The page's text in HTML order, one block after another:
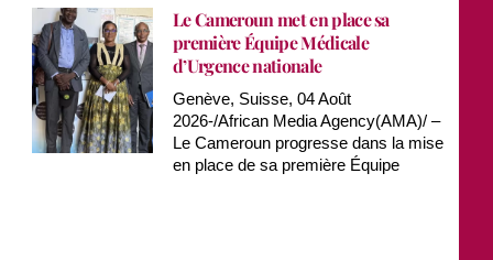
Le Cameroun met en place sa
première Équipe Médicale
d’Urgence nationale
Genève, Suisse, 04 Août
2026-/African Media Agency(AMA)/ –
Le Cameroun progresse dans la mise
en place de sa première Équipe